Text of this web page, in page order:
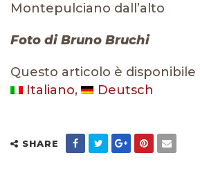
Montepulciano dall’alto
Foto di Bruno Bruchi
Questo articolo è disponibile
Italiano
Deutsch
SHARE